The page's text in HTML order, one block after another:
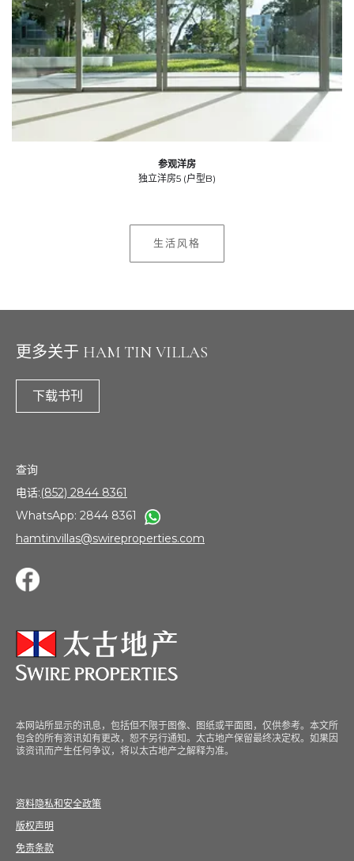
参观洋房
独立洋房5 (户型B)
生活风格
更多关于 HAM TIN VILLAS
下载书刊
查询
电话:(852) 2844 8361
WhatsApp: 2844 8361
hamtinvillas@swireproperties.com
本网站所显示的讯息，包括但不限于图像、图纸或平面图，仅供参考。本文所
包含的所有资讯如有更改，恕不另行通知。太古地产保留最终决定权。如果因
该资讯而产生任何争议，将以太古地产之解释为准。
资料隐私和安全政策
版权声明
免责条款